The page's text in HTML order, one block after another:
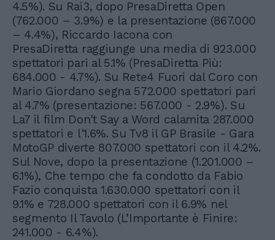
4.5%). Su Rai3, dopo PresaDiretta Open
(762.000 – 3.9%) e la presentazione (867.000
– 4.4%), Riccardo Iacona con
PresaDiretta raggiunge una media di 923.000
spettatori pari al 5.1% (PresaDiretta Più:
684.000 - 4.7%). Su Rete4 Fuori dal Coro con
Mario Giordano segna 572.000 spettatori pari
al 4.7% (presentazione: 567.000 - 2.9%). Su
La7 il film Don't Say a Word calamita 287.000
spettatori e l'1.6%. Su Tv8 il GP Brasile - Gara
MotoGP diverte 807.000 spettatori con il 4.2%.
Sul Nove, dopo la presentazione (1.201.000 –
6.1%), Che tempo che fa condotto da Fabio
Fazio conquista 1.630.000 spettatori con il
9.1% e 728.000 spettatori con il 6.9% nel
segmento Il Tavolo (L’Importante è Finire:
241.000 - 6.4%).